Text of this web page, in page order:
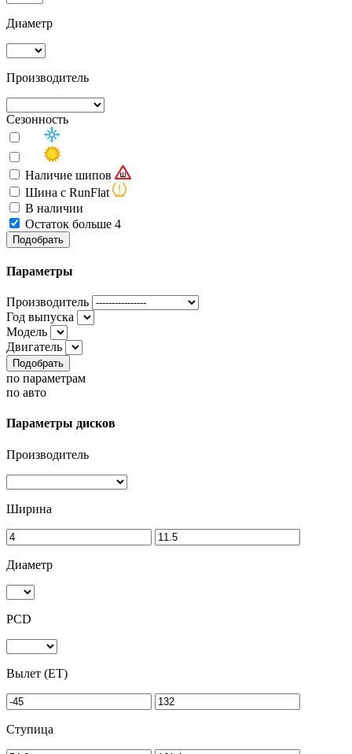
Диаметр
Производитель
Сезонность
Наличие шипов
Шина с RunFlat
В наличии
Остаток больше 4
Подобрать
Параметры
Производитель
Год выпуска
Модель
Двигатель
Подобрать
по параметрам
по авто
Параметры дисков
Производитель
Ширина
Диаметр
PCD
Вылет (ET)
Ступица